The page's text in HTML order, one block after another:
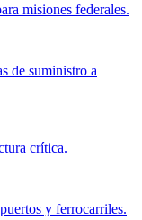
misiones federales.
de suministro a
crítica.
y ferrocarriles.